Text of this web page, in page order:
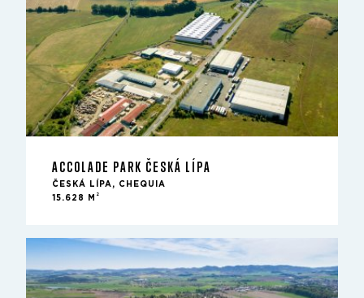
ACCOLADE PARK ČESKÁ LÍPA
ČESKÁ LÍPA, CHEQUIA
15.628 M
2